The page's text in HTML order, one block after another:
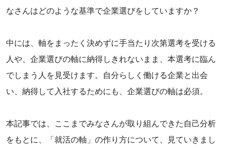
なさんはどのような基準で企業選びをしていますか？
‌中には、軸をまったく決めずに手当たり次第選考を受ける
人や、企業選びの軸に納得しきれないまま、本選考に臨ん
でしまう人を見受けます。自分らしく働ける企業と出会
い、納得して入社するためにも、企業選びの軸は必須。
‌本記事では、ここまでみなさんが取り組んできた自己分析
をもとに、「就活の軸」の作り方について、見ていきまし